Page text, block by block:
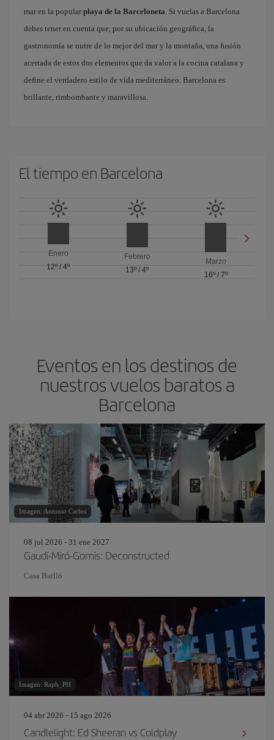
mar en la popular playa de la Barceloneta. Si vuelas a Barcelona
debes tener en cuenta que, por su ubicación geográfica, la
gastronomía se nutre de lo mejor del mar y la montaña, una fusión
acertada de estos dos elementos que da valor a la cocina catalana y
define el verdadero estilo de vida mediterráneo. Barcelona es
brillante, rimbombante y maravillosa.
El tiempo en Barcelona
Enero
12º/4º
Febrero
13º / 4º
Marzo
16º/ 7º
Eventos en los destinos de
nuestros vuelos baratos a
Barcelona
Imagen: Antonio Carlos
08 jul 2026 - 31 ene 2027
Gaudí-Miró-Gomis: Deconstructed
Casa Batlló
Imagen: Raph_PH
04 abr 2026 - 15 ago 2026
Candlelight: Ed Sheeran vs Coldplay